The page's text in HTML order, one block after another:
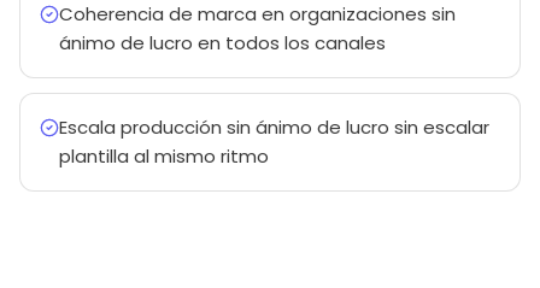
Coherencia de marca en organizaciones sin
ánimo de lucro en todos los canales
Escala producción sin ánimo de lucro sin escalar
plantilla al mismo ritmo